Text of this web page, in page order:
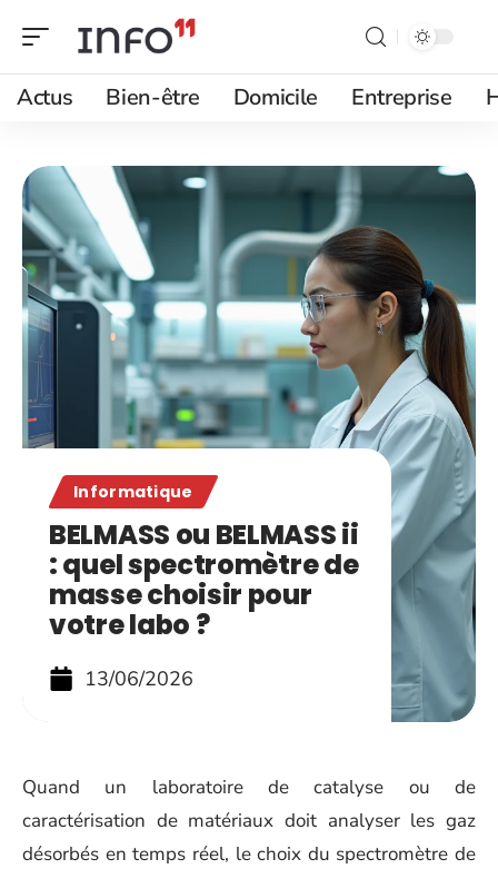
Actus Bien-être Domicile Entreprise
Informatique
BELMASS ou BELMASS ii
: quel spectromètre de
masse choisir pour
votre labo ?
13/06/2026
Quand un laboratoire de catalyse ou de
caractérisation de matériaux doit analyser les gaz
désorbés en temps réel, le choix du spectromètre de